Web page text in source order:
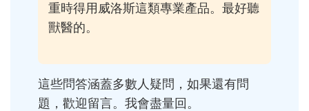
重時得用威洛斯這類專業產品。最好聽
獸醫的。
這些問答涵蓋多數人疑問，如果還有問
題，歡迎留言。我會盡量回。